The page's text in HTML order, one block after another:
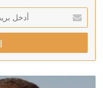
بريدك
الإلكتروني